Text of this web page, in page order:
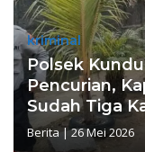
kriminal
Polsek
Pencurian,
Sudah Tiga
Berita|26 Mei 2026